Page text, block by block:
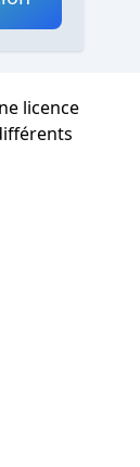
licence